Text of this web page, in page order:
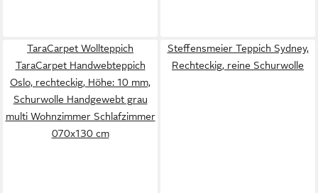
TaraCarpet Wollteppich
TaraCarpet Handwebteppich
Oslo, rechteckig, Höhe: 10 mm,
Schurwolle Handgewebt grau
multi Wohnzimmer Schlafzimmer
070x130 cm
Steffensmeier Teppich Sydney,
Rechteckig, reine Schurwolle